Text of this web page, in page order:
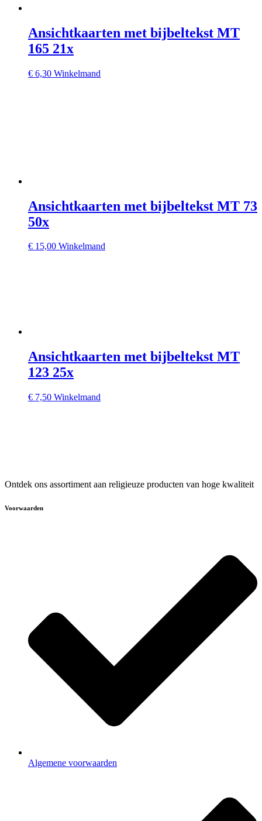
Ansichtkaarten met bijbeltekst MT
165 21x
€ 6,30 Winkelmand
Ansichtkaarten met bijbeltekst MT 73
50x
€ 15,00 Winkelmand
Ansichtkaarten met bijbeltekst MT
123 25x
€ 7,50 Winkelmand
Ontdek ons assortiment aan religieuze producten van hoge kwaliteit
Voorwaarden
Algemene voorwaarden